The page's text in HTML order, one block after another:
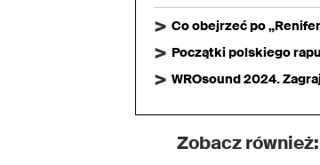
Co obejrzeć po
Początki polskiego
WROsound 2024.
Zobacz również: